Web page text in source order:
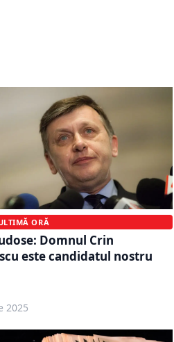
ORĂ
Domnul Crin
este candidatul nostru
2025